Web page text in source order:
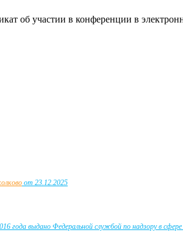
об участии в конференции в
от 23.12.2025
выдано Федеральной службой по надзору в